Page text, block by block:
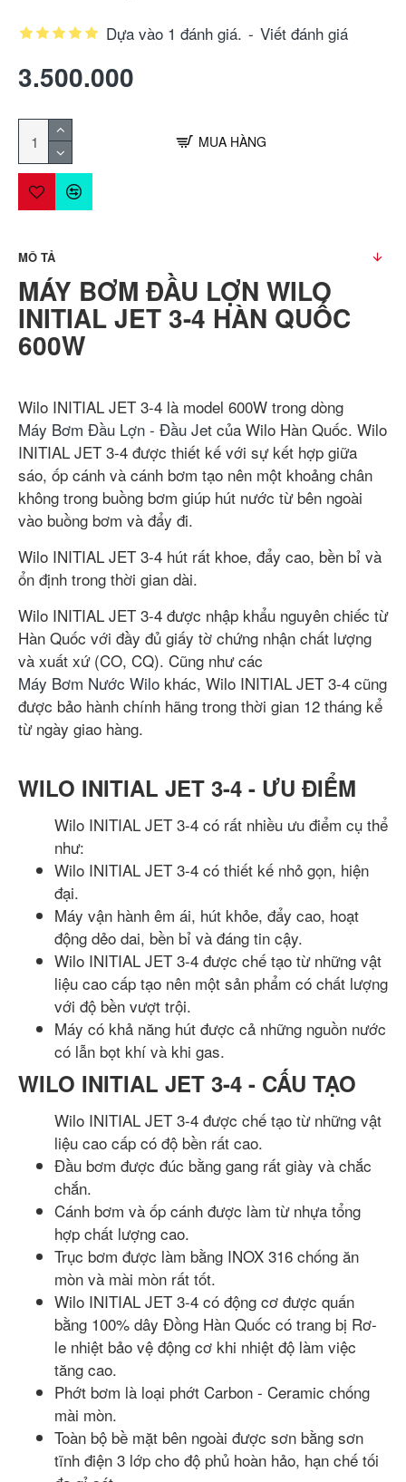
Dựa vào 1 đánh giá. - Viết đánh giá
3.500.000
MUA HÀNG
MÔ TẢ
MÁY BƠM ĐẦU LỢN WILO
INITIAL JET 3-4 HÀN QUỐC
600W
Wilo INITIAL JET 3-4 là model 600W trong dòng
Máy Bơm Đầu Lợn - Đầu Jet của Wilo Hàn Quốc. Wilo
INITIAL JET 3-4 được thiết kế với sự kết hợp giữa
sáo, ốp cánh và cánh bơm tạo nên một khoảng chân
không trong buồng bơm giúp hút nước từ bên ngoài
vào buồng bơm và đẩy đi.
Wilo INITIAL JET 3-4 hút rất khoe, đẩy cao, bền bỉ và
ổn định trong thời gian dài.
Wilo INITIAL JET 3-4 được nhập khẩu nguyên chiếc từ
Hàn Quốc với đầy đủ giấy tờ chứng nhận chất lượng
và xuất xứ (CO, CQ). Cũng như các
Máy Bơm Nước Wilo khác, Wilo INITIAL JET 3-4 cũng
được bảo hành chính hãng trong thời gian 12 tháng kể
từ ngày giao hàng.
WILO INITIAL JET 3-4 - ƯU ĐIỂM
Wilo INITIAL JET 3-4 có rất nhiều ưu điểm cụ thể
như:
Wilo INITIAL JET 3-4 có thiết kế nhỏ gọn, hiện
đại.
Máy vận hành êm ái, hút khỏe, đẩy cao, hoạt
động dẻo dai, bền bỉ và đáng tin cậy.
Wilo INITIAL JET 3-4 được chế tạo từ những vật
liệu cao cấp tạo nên một sản phẩm có chất lượng
với độ bền vượt trội.
Máy có khả năng hút được cả những nguồn nước
có lẫn bọt khí và khi gas.
WILO INITIAL JET 3-4 - CẤU TẠO
Wilo INITIAL JET 3-4 được chế tạo từ những vật
liệu cao cấp có độ bền rất cao.
Đầu bơm được đúc bằng gang rất giày và chắc
chắn.
Cánh bơm và ốp cánh được làm từ nhựa tổng
hợp chất lượng cao.
Trục bơm được làm bằng INOX 316 chống ăn
mòn và mài mòn rất tốt.
Wilo INITIAL JET 3-4 có động cơ được quấn
bằng 100% dây Đồng Hàn Quốc có trang bị Rơ-
le nhiệt bảo vệ động cơ khi nhiệt độ làm việc
tăng cao.
Phớt bơm là loại phớt Carbon - Ceramic chống
mài mòn.
Toàn bộ bề mặt bên ngoài được sơn bằng sơn
tĩnh điện 3 lớp cho độ phủ hoàn hảo, hạn chế tối